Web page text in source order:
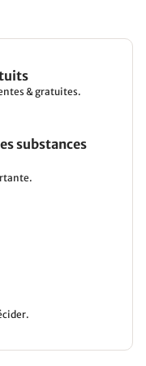
& gratuites.
substances